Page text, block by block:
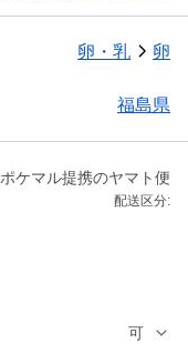
卵・乳 卵
福島県
ポケマル提携のヤマト便
配送区分:
可